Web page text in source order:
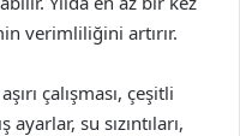
verimliliğini artırır.
çalışması, çeşitli
su sızıntıları,